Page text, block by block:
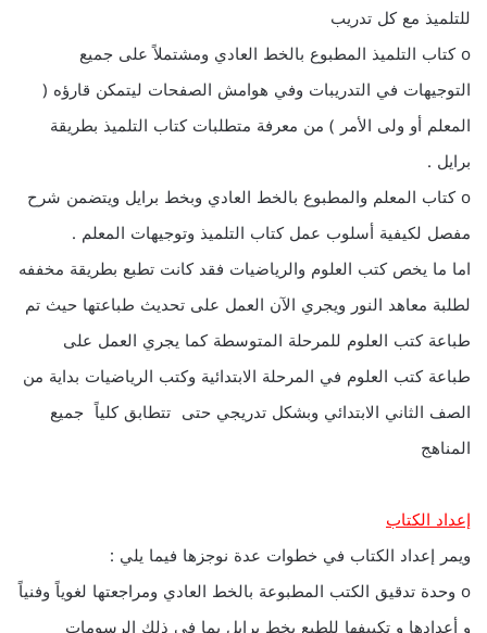
للتلميذ مع كل تدريب
o كتاب التلميذ المطبوع بالخط العادي ومشتملاً على جميع
التوجيهات في التدريبات وفي هوامش الصفحات ليتمكن قارؤه (
المعلم أو ولى الأمر ) من معرفة متطلبات كتاب التلميذ بطريقة
برايل .
o كتاب المعلم والمطبوع بالخط العادي وبخط برايل ويتضمن شرح
مفصل لكيفية أسلوب عمل كتاب التلميذ وتوجيهات المعلم .
اما ما يخص كتب العلوم والرياضيات فقد كانت تطبع بطريقة مخففه
لطلبة معاهد النور ويجري الآن العمل على تحديث طباعتها حيث تم
طباعة كتب العلوم للمرحلة المتوسطة كما يجري العمل على
طباعة كتب العلوم في المرحلة الابتدائية وكتب الرياضيات بداية من
الصف الثاني الابتدائي وبشكل تدريجي حتى تتطابق كلياً جميع
المناهج
إعداد الكتاب
ويمر إعداد الكتاب في خطوات عدة نوجزها فيما يلي :
o وحدة تدقيق الكتب المطبوعة بالخط العادي ومراجعتها لغوياً وفنياً